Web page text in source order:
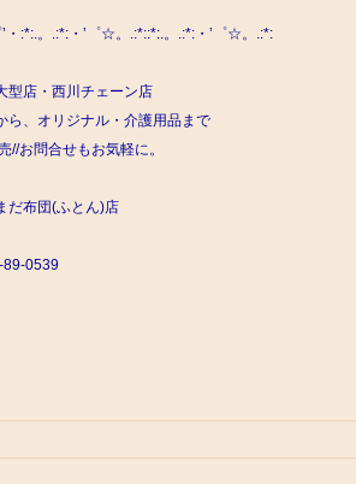
・:*:.。.:*:・’゜☆。.:*::*:.。.:*:・’゜☆。.:*:
型店・西川チェーン店
ら、オリジナル・介護用品まで
//お問合せもお気軽に。
布団(ふとん)店
89-0539